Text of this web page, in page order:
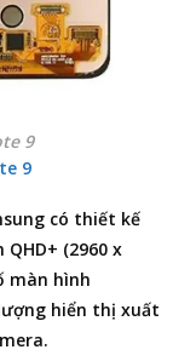
9
9
có thiết kế
(2960 x
màn hình
hiển thị xuất